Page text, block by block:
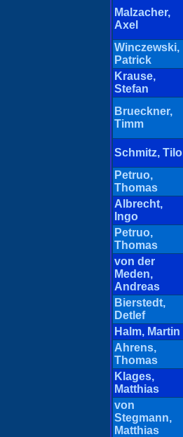
Malzacher,
Axel
Winczewski,
Patrick
Krause,
Stefan
Brueckner,
Timm
Schmitz, Tilo
Petruo,
Thomas
Albrecht,
Ingo
Petruo,
Thomas
von der
Meden,
Andreas
Bierstedt,
Detlef
Halm, Martin
Ahrens,
Thomas
Klages,
Matthias
von
Stegmann,
Matthias